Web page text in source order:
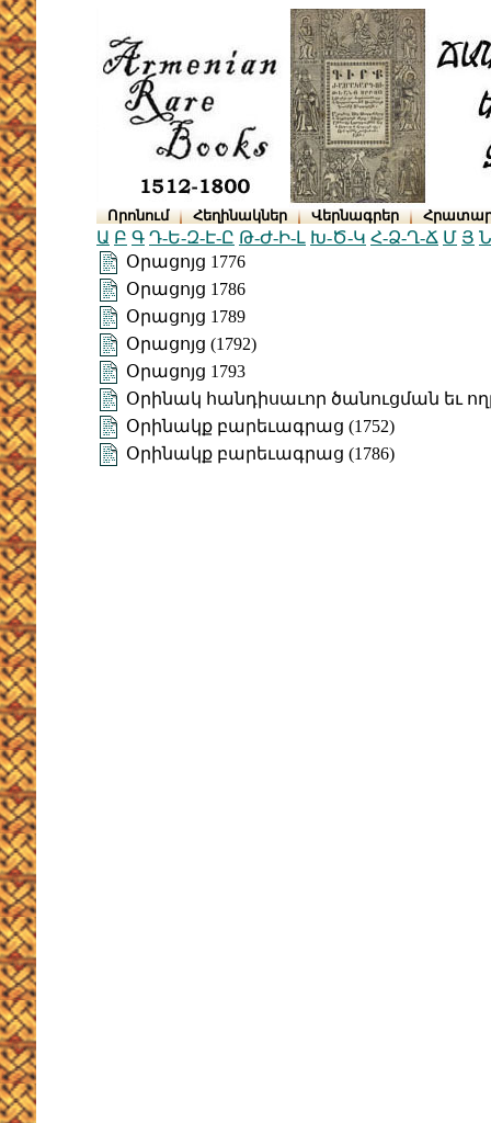
Որոնում Հեղինակներ Վերնագրեր
Ա Բ Գ Դ-Ե-Զ-Է-Ը Թ-Ժ-Ի-Լ Խ-Ծ-Կ Հ-Ձ-Ղ-Ճ Մ Յ
Օրացոյց 1776
Օրացոյց 1786
Օրացոյց 1789
Օրացոյց (1792)
Օրացոյց 1793
Օրինակ հանդիսաւոր ծանուցման եւ
Օրինակք բարեւագրաց (1752)
Օրինակք բարեւագրաց (1786)